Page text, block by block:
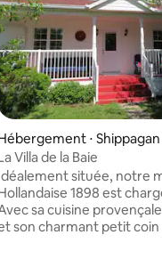
sur la base de 17
⋅ Shippagan
Villa de la Baie
située, notre
1898 est
sa cuisine
son charmant petit coin